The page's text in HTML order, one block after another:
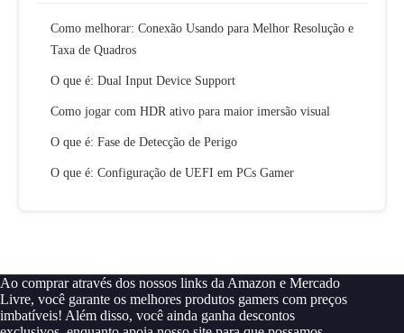
Como melhorar: Conexão Usando para Melhor Resolução e
Taxa de Quadros
O que é: Dual Input Device Support
Como jogar com HDR ativo para maior imersão visual
O que é: Fase de Detecção de Perigo
O que é: Configuração de UEFI em PCs Gamer
Ao comprar através dos nossos links da Amazon e Mercado
Livre, você garante os melhores produtos gamers com preços
imbatíveis! Além disso, você ainda ganha descontos